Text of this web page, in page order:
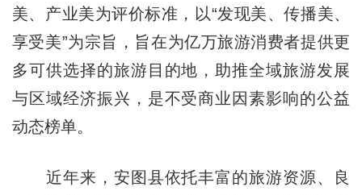
美、产业美为评价标准，以“发现美、传播美、
享受美”为宗旨，旨在为亿万旅游消费者提供更
多可供选择的旅游目的地，助推全域旅游发展
与区域经济振兴，是不受商业因素影响的公益
动态榜单。
近年来，安图县依托丰富的旅游资源、良